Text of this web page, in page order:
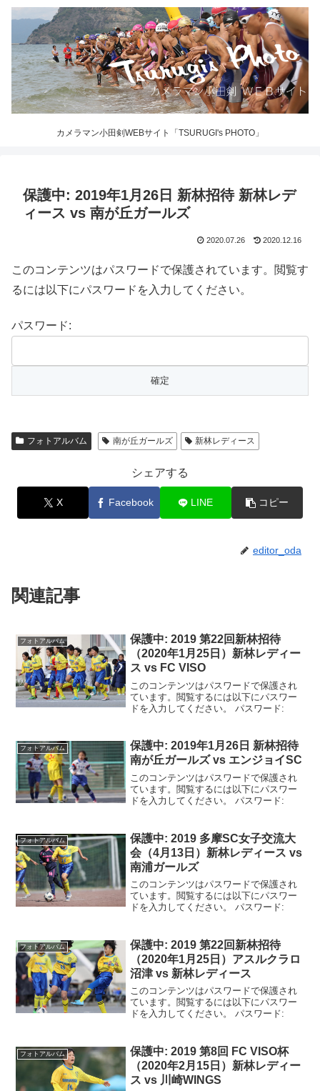
カメラマン小田剣WEBサイト「TSURUGI's PHOTO」
保護中: 2019年1月26日 新林招待 新林レデ
ィース vs 南が丘ガールズ
2020.07.26 2020.12.16
このコンテンツはパスワードで保護されています。閲覧す
るには以下にパスワードを入力してください。
パスワード:
フォトアルバム 南が丘ガールズ 新林レディース
シェアする
X Facebook LINE コピー
editor_oda
関連記事
フォトアルバム
保護中: 2019 第22回新林招待
（2020年1月25日）新林レディー
ス vs FC VISO
このコンテンツはパスワードで保護され
ています。閲覧するには以下にパスワー
ドを入力してください。 パスワード:
フォトアルバム
保護中: 2019年1月26日 新林招待
南が丘ガールズ vs エンジョイSC
このコンテンツはパスワードで保護され
ています。閲覧するには以下にパスワー
ドを入力してください。 パスワード:
フォトアルバム
保護中: 2019 多摩SC女子交流大
会（4月13日）新林レディース vs
南浦ガールズ
このコンテンツはパスワードで保護され
ています。閲覧するには以下にパスワー
ドを入力してください。 パスワード:
フォトアルバム
保護中: 2019 第22回新林招待
（2020年1月25日）アスルクラロ
沼津 vs 新林レディース
このコンテンツはパスワードで保護され
ています。閲覧するには以下にパスワー
ドを入力してください。 パスワード:
フォトアルバム
保護中: 2019 第8回 FC VISO杯
（2020年2月15日）新林レディー
ス vs 川崎WINGS